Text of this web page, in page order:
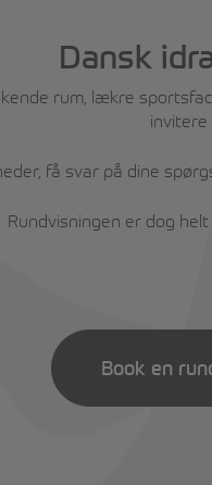
Dansk
rum, lækre
få svar på dine
Rundvisningen er dog
Book en